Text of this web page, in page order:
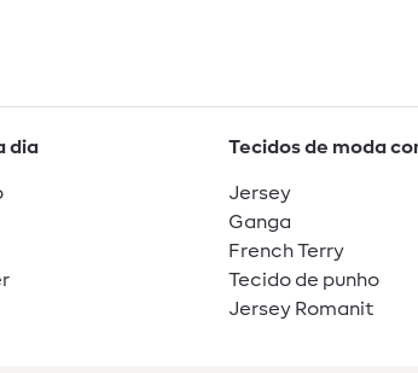
dia Tecidos de moda
Jersey
Ganga
French Terry
Tecido de punho
Jersey Romanit